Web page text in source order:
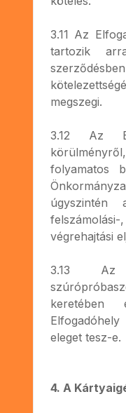
3.11 Az
tartozik
megszegi.
3.12 Az
folyamatos
végrehajtási
3.13 Az
eleget tesz-e.
4. A